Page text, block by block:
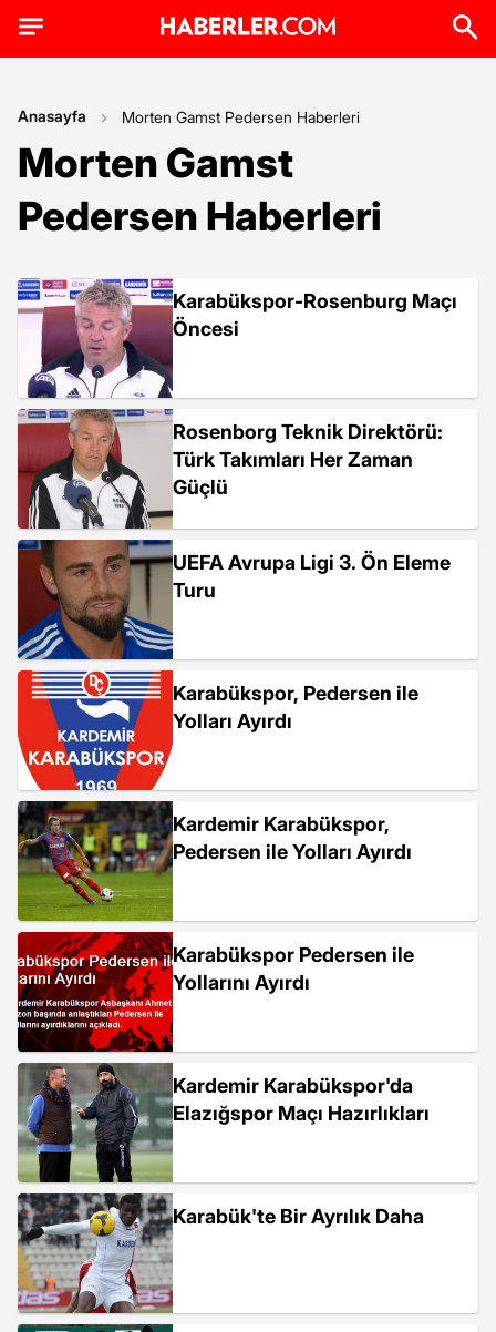
Anasayfa Morten Gamst Pedersen Haberleri
Morten Gamst
Pedersen Haberleri
Karabükspor-Rosenburg Maçı
Öncesi
Rosenborg Teknik Direktörü:
Türk Takımları Her Zaman
Güçlü
UEFA Avrupa Ligi 3. Ön Eleme
Turu
Karabükspor, Pedersen ile
Yolları Ayırdı
Kardemir Karabükspor,
Pedersen ile Yolları Ayırdı
Karabükspor Pedersen ile
Yollarını Ayırdı
Kardemir Karabükspor'da
Elazığspor Maçı Hazırlıkları
Karabük'te Bir Ayrılık Daha